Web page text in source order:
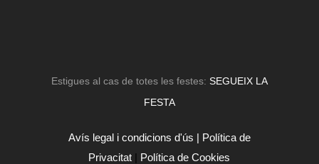
Estigues al cas de totes les festes: SEGUEIX LA
FESTA
Avís legal i condicions d'ús | Política de
Privacitat | Política de Cookies